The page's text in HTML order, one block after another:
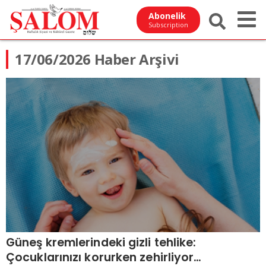
Abonelik
Subscription
17/06/2026 Haber Arşivi
Güneş kremlerindeki gizli tehlike:
Çocuklarınızı korurken zehirliyor